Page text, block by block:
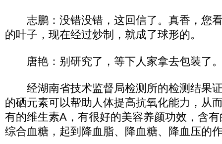
志鹏：没错没错，这回信了。真香，您
的叶子，现在经过炒制，就成了球形的。
唐艳：别研究了，等下人家拿去包装了
经湖南省技术监督局检测所的检测结果
的硒元素可以帮助人体提高抗氧化能力，从
有的维生素A，有很好的美容养颜功效，含
综合血糖，起到降血脂、降血糖、降血压的